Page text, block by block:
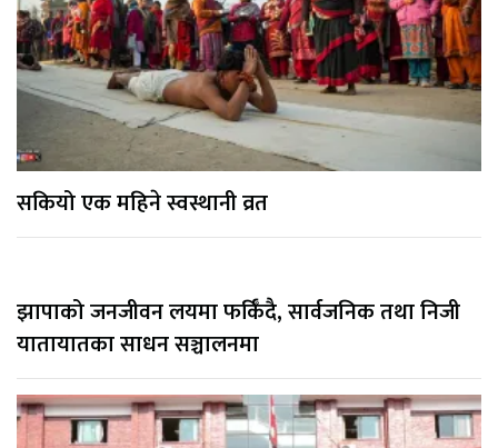
सकियो एक महिने स्वस्थानी व्रत
झापाको जनजीवन लयमा फर्किँदै, सार्वजनिक तथा निजी
यातायातका साधन सञ्चालनमा